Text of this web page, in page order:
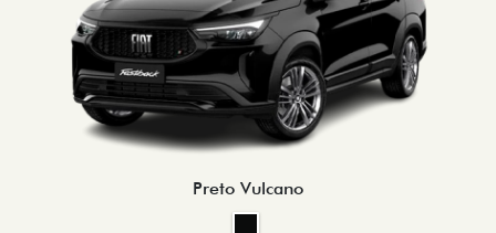
Preto Vulcano